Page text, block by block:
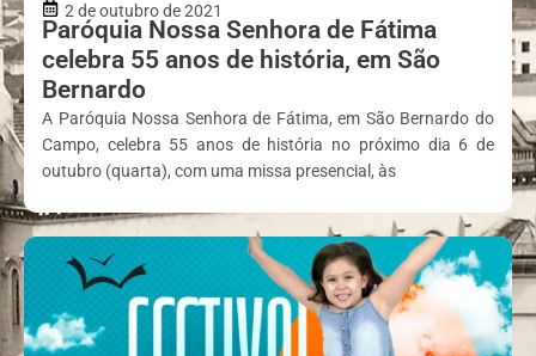
2 de outubro de 2021
Paróquia Nossa Senhora de Fátima
celebra 55 anos de história, em São
Bernardo
A Paróquia Nossa Senhora de Fátima, em São Bernardo do
Campo, celebra 55 anos de história no próximo dia 6 de
outubro (quarta), com uma missa presencial, às